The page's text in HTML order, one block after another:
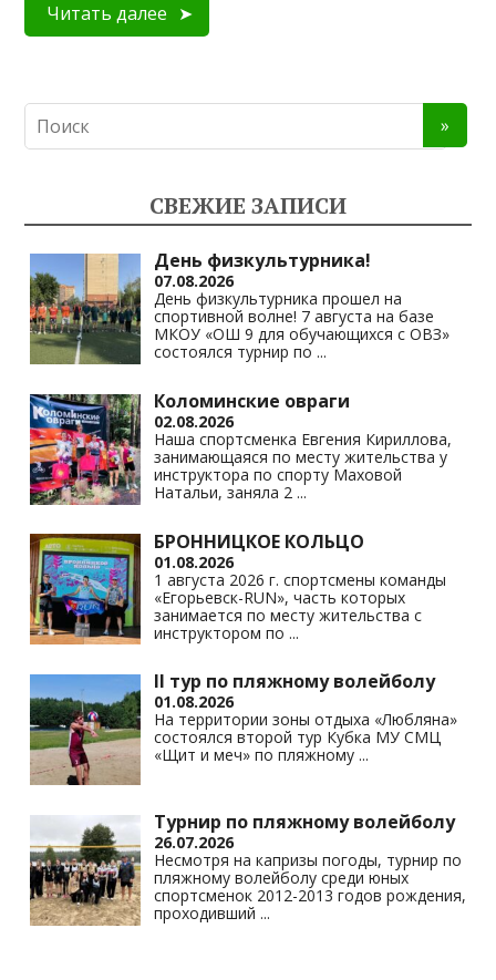
Читать далее
СВЕЖИЕ ЗАПИСИ
День физкультурника!
07.08.2026
День физкультурника прошел на
спортивной волне! 7 августа на базе
МКОУ «ОШ 9 для обучающихся с ОВЗ»
состоялся турнир по ...
Коломинские овраги
02.08.2026
Наша спортсменка Евгения Кириллова,
занимающаяся по месту жительства у
инструктора по спорту Маховой
Натальи, заняла 2 ...
БРОННИЦКОЕ КОЛЬЦО
01.08.2026
1 августа 2026 г. спортсмены команды
«Егорьевск-RUN», часть которых
занимается по месту жительства с
инструктором по ...
II тур по пляжному волейболу
01.08.2026
На территории зоны отдыха «Любляна»
состоялся второй тур Кубка МУ СМЦ
«Щит и меч» по пляжному ...
Турнир по пляжному волейболу
26.07.2026
Несмотря на капризы погоды, турнир по
пляжному волейболу среди юных
спортсменок 2012-2013 годов рождения,
проходивший ...